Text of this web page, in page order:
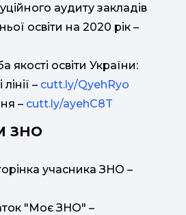
аудиту закладів
освіти на 2020 рік –
освіти України:
– cutt.ly/QyehRyo
– cutt.ly/ayehC8T
ЗНО
учасника ЗНО –
"Моє ЗНО" –